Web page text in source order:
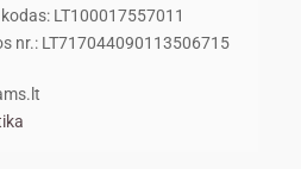
LT100017557011
nr.: LT717044090113506715